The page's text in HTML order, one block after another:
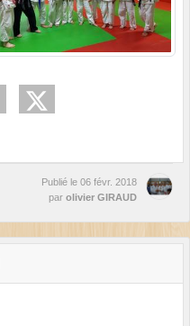
Publié le 06 févr. 2018
par olivier GIRAUD